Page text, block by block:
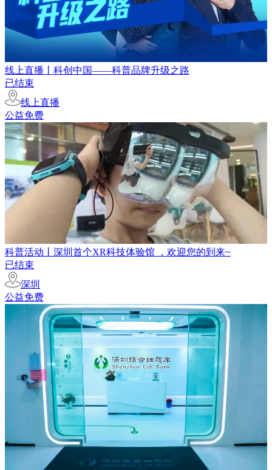
线上直播丨科创中国——科普品牌升级之路
已结束
线上直播
公益免费
科普活动丨深圳首个XR科技体验馆 ，欢迎您的到来~
已结束
深圳
公益免费